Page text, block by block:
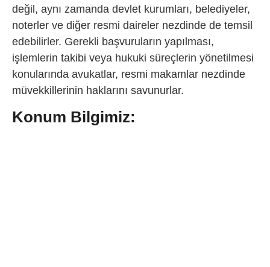
değil, aynı zamanda devlet kurumları, belediyeler,
noterler ve diğer resmi daireler nezdinde de temsil
edebilirler. Gerekli başvuruların yapılması,
işlemlerin takibi veya hukuki süreçlerin yönetilmesi
konularında avukatlar, resmi makamlar nezdinde
müvekkillerinin haklarını savunurlar.
Konum Bilgimiz: